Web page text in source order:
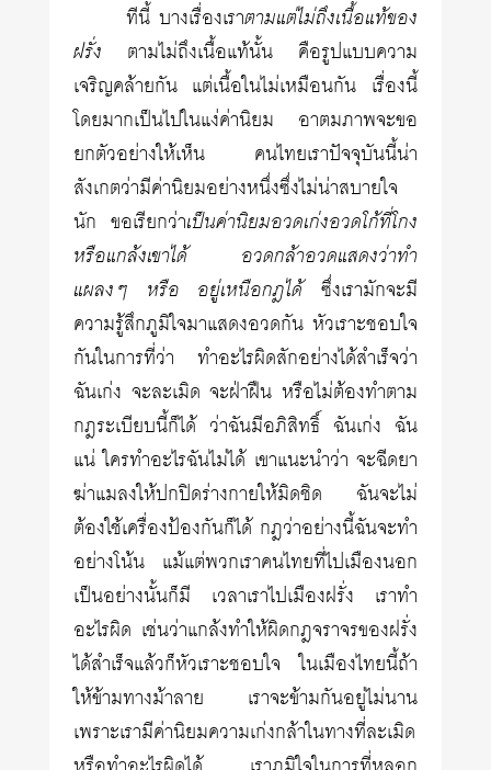
ทีนี้ บางเรื่องเราตามแต่ไม่ถึงเนื้อแท้ของ
ฝรั่ง ตามไม่ถึงเนื้อแท้นั้น คือรูปแบบความ
เจริญคล้ายกัน แต่เนื้อในไม่เหมือนกัน เรื่องนี้
โดยมากเป็นไปในแง่ค่านิยม อาตมภาพจะขอ
ยกตัวอย่างให้เห็น คนไทยเราปัจจุบันนี้น่า
สังเกตว่ามีค่านิยมอย่างหนึ่งซึ่งไม่น่าสบายใจ
นัก ขอเรียกว่าเป็นค่านิยมอวดเก่งอวดโก้ที่โกง
หรือแกล้งเขาได้ อวดกล้าอวดแสดงว่าทำ
แผลงๆ หรือ อยู่เหนือกฎได้ซึ่งเรามักจะมี
ความรู้สึกภูมิใจมาแสดงอวดกัน หัวเราะชอบใจ
กันในการที่ว่า ทำอะไรผิดสักอย่างได้สำเร็จว่า
ฉันเก่ง จะละเมิด จะฝ่าฝืน หรือไม่ต้องทำตาม
กฎระเบียบนี้ก็ได้ ว่าฉันมีอภิสิทธิ์ ฉันเก่ง ฉัน
แน่ ใครทำอะไรฉันไม่ได้ เขาแนะนำว่า จะฉีดยา
ฆ่าแมลงให้ปกปิดร่างกายให้มิดชิด ฉันจะไม่
ต้องใช้เครื่องป้องกันก็ได้ กฎว่าอย่างนี้ฉันจะทำ
อย่างโน้น แม้แต่พวกเราคนไทยที่ไปเมืองนอก
เป็นอย่างนั้นก็มี เวลาเราไปเมืองฝรั่ง เราทำ
อะไรผิด เช่นว่าแกล้งทำให้ผิดกฎจราจรของฝรั่ง
ได้สำเร็จแล้วก็หัวเราะชอบใจ ในเมืองไทยนี้ถ้า
ให้ข้ามทางม้าลาย เราจะข้ามกันอยู่ไม่นาน
เพราะเรามีค่านิยมความเก่งกล้าในทางที่ละเมิด